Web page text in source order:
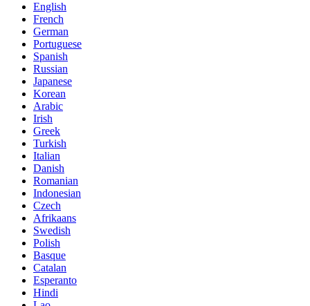
English
French
German
Portuguese
Spanish
Russian
Japanese
Korean
Arabic
Irish
Greek
Turkish
Italian
Danish
Romanian
Indonesian
Czech
Afrikaans
Swedish
Polish
Basque
Catalan
Esperanto
Hindi